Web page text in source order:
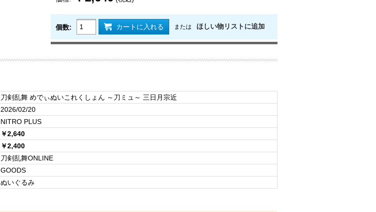
個数: カートに入れる または ほしい物リストに追加
刀剣乱舞 めでぃぬいこれくしょん ～刀ミュ～ 三日月宗近
2026/02/20
NITRO PLUS
￥2,640
￥2,400
刀剣乱舞ONLINE
GOODS
ぬいぐるみ